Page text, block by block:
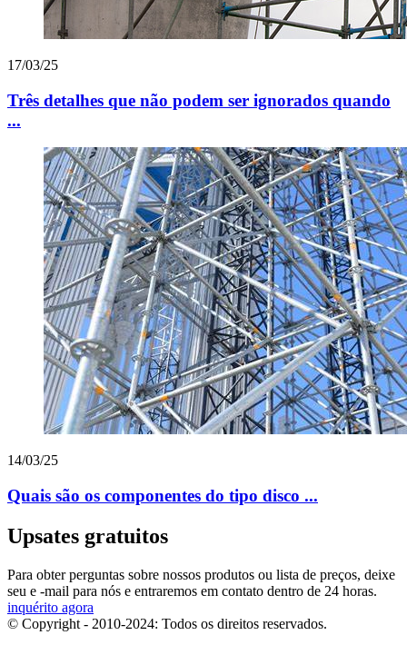
17/03/25
Três detalhes que não podem ser ignorados quando
...
14/03/25
Quais são os componentes do tipo disco ...
Upsates gratuitos
Para obter perguntas sobre nossos produtos ou lista de preços, deixe
seu e -mail para nós e entraremos em contato dentro de 24 horas.
inquérito agora
© Copyright - 2010-2024: Todos os direitos reservados.